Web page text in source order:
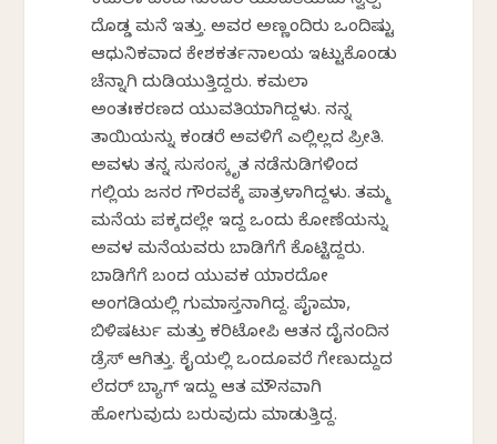
ದೊಡ್ಡ ಮನೆ ಇತ್ತು. ಅವರ ಅಣ್ಣಂದಿರು ಒಂದಿಷ್ಟು
ಆಧುನಿಕವಾದ ಕೇಶಕರ್ತನಾಲಯ ಇಟ್ಟುಕೊಂಡು
ಚೆನ್ನಾಗಿ ದುಡಿಯುತ್ತಿದ್ದರು. ಕಮಲಾ
ಅಂತಃಕರಣದ ಯುವತಿಯಾಗಿದ್ದಳು. ನನ್ನ
ತಾಯಿಯನ್ನು ಕಂಡರೆ ಅವಳಿಗೆ ಎಲ್ಲಿಲ್ಲದ ಪ್ರೀತಿ.
ಅವಳು ತನ್ನ ಸುಸಂಸ್ಕೃತ ನಡೆನುಡಿಗಳಿಂದ
ಗಲ್ಲಿಯ ಜನರ ಗೌರವಕ್ಕೆ ಪಾತ್ರಳಾಗಿದ್ದಳು. ತಮ್ಮ
ಮನೆಯ ಪಕ್ಕದಲ್ಲೇ ಇದ್ದ ಒಂದು ಕೋಣೆಯನ್ನು
ಅವಳ ಮನೆಯವರು ಬಾಡಿಗೆಗೆ ಕೊಟ್ಟಿದ್ದರು.
ಬಾಡಿಗೆಗೆ ಬಂದ ಯುವಕ ಯಾರದೋ
ಅಂಗಡಿಯಲ್ಲಿ ಗುಮಾಸ್ತನಾಗಿದ್ದ. ಪೈಜಾಮಾ,
ಬಿಳಿಷರ್ಟು ಮತ್ತು ಕರಿಟೋಪಿ ಆತನ ದೈನಂದಿನ
ಡ್ರೆಸ್ ಆಗಿತ್ತು. ಕೈಯಲ್ಲಿ ಒಂದೂವರೆ ಗೇಣುದ್ದುದ
ಲೆದರ್ ಬ್ಯಾಗ್ ಇದ್ದು ಆತ ಮೌನವಾಗಿ
ಹೋಗುವುದು ಬರುವುದು ಮಾಡುತ್ತಿದ್ದ.